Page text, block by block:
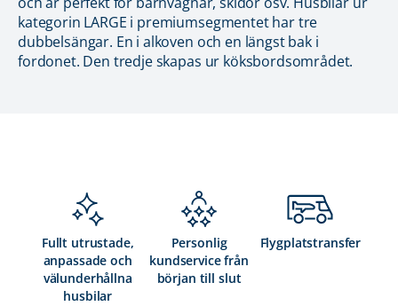
kategorin LARGE i premiumsegmentet har tre
dubbelsängar. En i alkoven och en längst bak i
fordonet. Den tredje skapas ur köksbordsområdet.
Fullt utrustade,
anpassade och
välunderhållna
husbilar
Personlig
kundservice från
början till slut
Flygplatstransfer